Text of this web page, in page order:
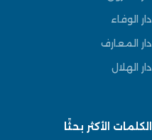
دار الوفاء
دار المعارف
دار الهلال
الكلمات الأكثر بحثًا